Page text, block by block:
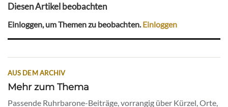
Diesen Artikel beobachten
Einloggen, um Themen zu beobachten.Einloggen
AUS DEM ARCHIV
Mehr zum Thema
Passende Ruhrbarone-Beiträge, vorrangig über Kürzel, Orte,